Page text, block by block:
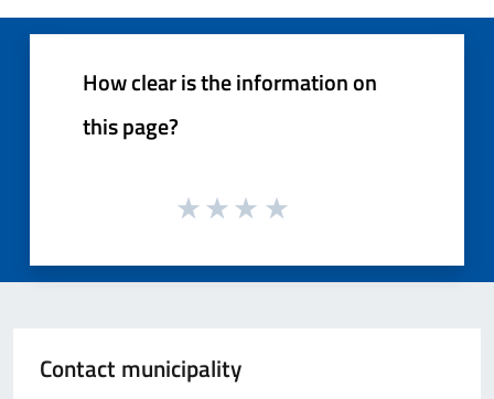
How clear is the information on
this page?
Contact municipality